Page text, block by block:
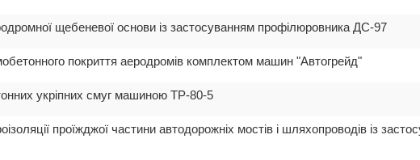
щебеневої основи із застосуванням профілюровника ДС-97
покриття аеродромів комплектом машин "Автогрейд"
укріпних смуг машиною ТР-80-5
проїжджої частини автодорожніх мостів і шляхопроводів із